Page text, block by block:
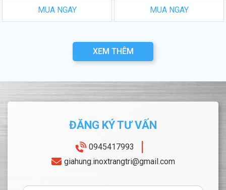
MUA NGAY MUA NGAY
XEM THÊM
ĐĂNG KÝ TƯ VẤN
0945417993
giahung.inoxtrangtri@gmail.com